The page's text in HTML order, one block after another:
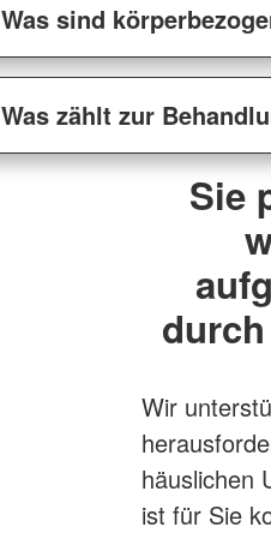
Was sind
Was zählt zur
Sie
Wir
häuslichen
ist für Sie